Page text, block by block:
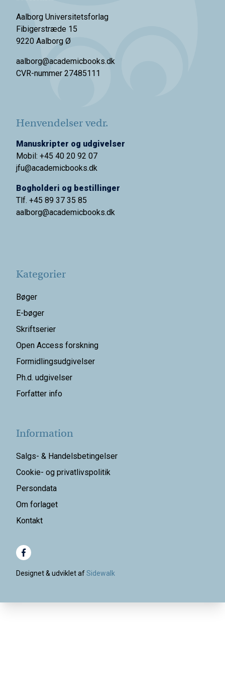
Aalborg Universitetsforlag
Fibigerstræde 15
9220 Aalborg Ø
aalborg@academicbooks.dk
CVR-nummer 27485111
Henvendelser vedr.
Manuskripter og udgivelser
Mobil: +45 40 20 92 07
jfu@academicbooks.dk
Bogholderi og bestillinger
Tlf. +45 89 37 35 85
aalborg@academicbooks.dk
Kategorier
Bøger
E-bøger
Skriftserier
Open Access forskning
Formidlingsudgivelser
Ph.d. udgivelser
Forfatter info
Information
Salgs- & Handelsbetingelser
Cookie- og privatlivspolitik
Persondata
Om forlaget
Kontakt
Designet & udviklet afSidewalk